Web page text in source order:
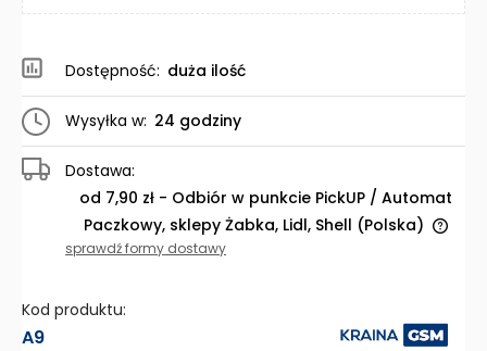
Dostępność: duża ilość
Wysyłka w: 24 godziny
Dostawa:
od 7,90 zł - Odbiór w punkcie PickUP / Automat
Paczkowy, sklepy Żabka, Lidl, Shell (Polska)
Cena nie zawiera ewentualnych kosztów płatności
sprawdź formy dostawy
Kod produktu:
A9